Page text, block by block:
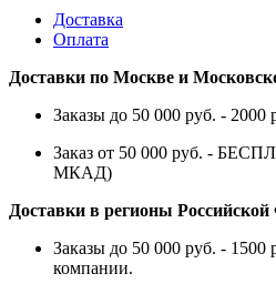
Доставка
Оплата
Доставки по Москве и
Заказы до 50 000 руб. -
Заказ от 50 000 руб. -
МКАД)
Доставки в регионы
Заказы до 50 000 руб. - 1500
компании.